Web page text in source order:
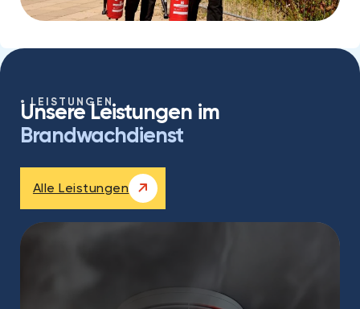
LEISTUNGEN
Unsere Leistungen im
Brandwachdienst
Alle Leistungen